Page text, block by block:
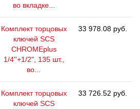
во вкладке...
Комплект торцовых
ключей SCS
CHROMEplus
1/4''+1/2", 135 шт.,
во...
33 978.08 руб.
Комплект торцовых
ключей SCS
33 726.52 руб.